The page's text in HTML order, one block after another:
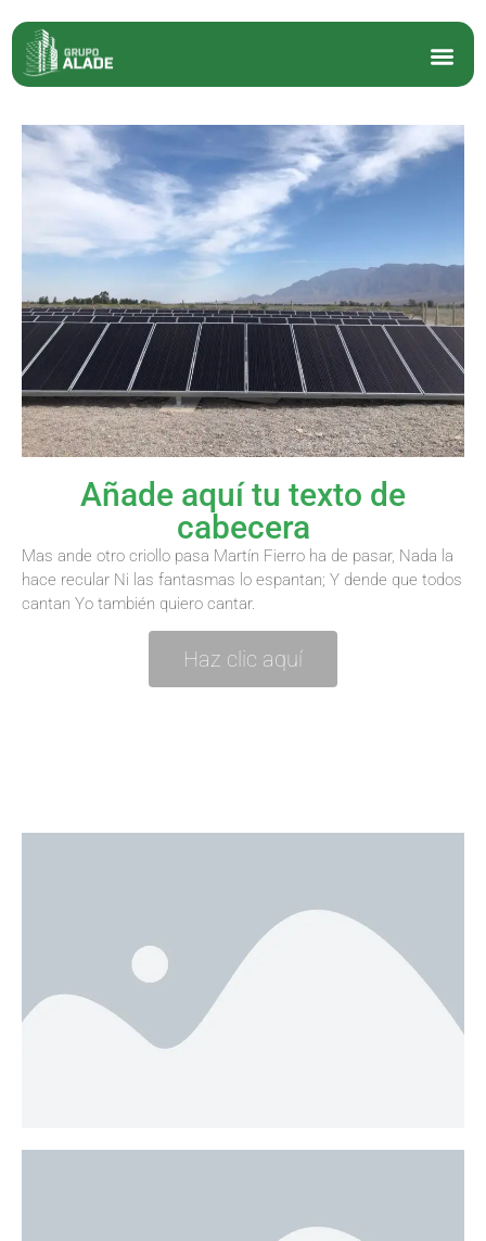
Añade aquí tu texto de
cabecera
Mas ande otro criollo pasa Martín Fierro ha de pasar, Nada la
hace recular Ni las fantasmas lo espantan; Y dende que todos
cantan Yo también quiero cantar.
Haz clic aquí